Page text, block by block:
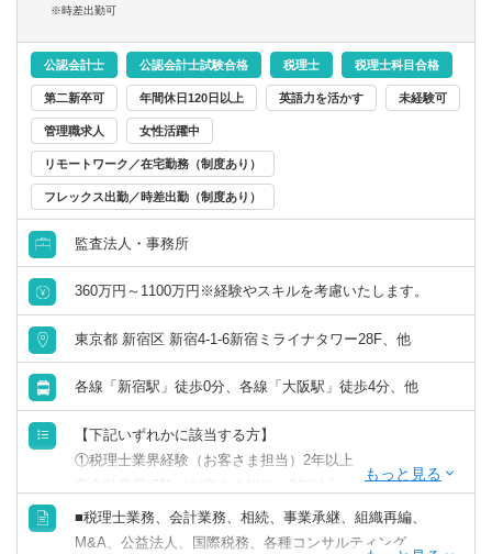
※時差出勤可
公認会計士 公認会計士試験合格 税理士 税理士科目合格
第二新卒可 年間休日120日以上 英語力を活かす 未経験可
管理職求人 女性活躍中
リモートワーク／在宅勤務（制度あり）
フレックス出勤／時差出勤（制度あり）
監査法人・事務所
360万円～1100万円※経験やスキルを考慮いたします。
東京都 新宿区 新宿4-1-6新宿ミライナタワー28F、他
各線「新宿駅」徒歩0分、各線「大阪駅」徒歩4分、他
【下記いずれかに該当する方】
①税理士業界経験（お客さま担当）2年以上
③社会人経験（業界等問わず）2年以上 かつ 税理士科目
1科目以上の取得者
■税理士業務、会計業務、相続、事業承継、組織再編、
M&A、公益法人、国際税務、各種コンサルティング
岡山県 広島県
山口県 徳島県
香川県
高知県
福岡県 佐賀県
長崎県 熊本県
大分県 宮崎県
鹿児島県 沖縄県